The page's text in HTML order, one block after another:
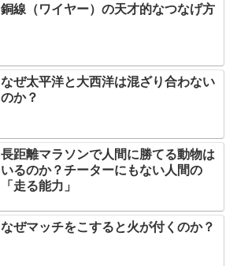
銅線（ワイヤー）の天才的なつなげ方
なぜ太平洋と大西洋は混ざり合わない
のか？
長距離マラソンで人間に勝てる動物は
いるのか？チーターにもない人間の
「走る能力」
なぜマッチをこすると火が付くのか？